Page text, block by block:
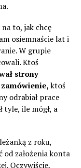
to, jak chcę
osiemnaście lat i
W grupie
Ktoś
strony
ktoś
odrabiał prace
tyle, ile mógł, a
z roku,
od założenia konta
Oczywiście,